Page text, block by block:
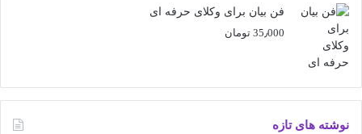
فن بیان برای وکلای حرفه ای
35٫000 تومان
نوشته های تازه